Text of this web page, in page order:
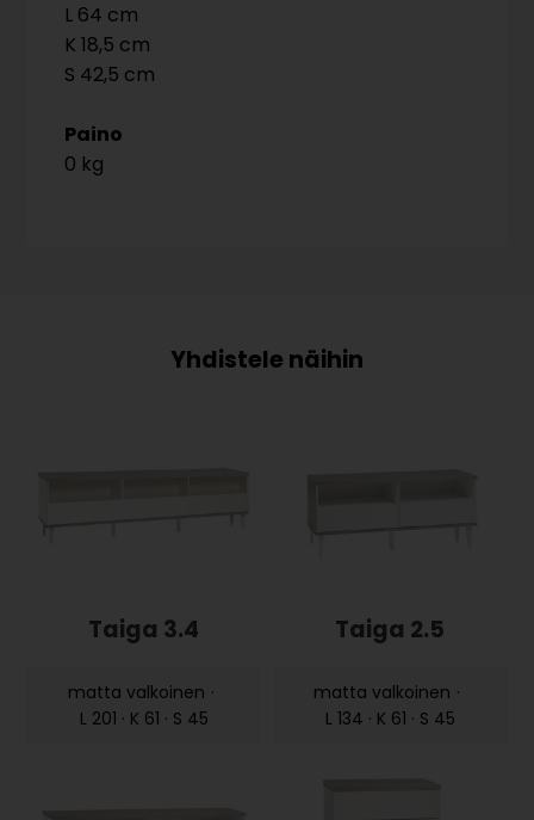
64
18,5
42,5
Paino
0 kg
Taiga 3.4
matta valkoinen ·
L 201 · K 61 · S 45
Taiga 2.5
matta valkoinen ·
L 134 · K 61 · S 45